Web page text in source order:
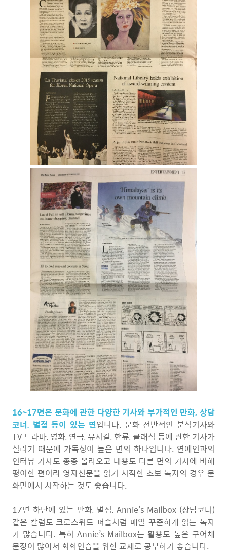
16~17면은 문화에 관한 다양한 기사와 부가적인 만화, 상담
코너, 별점 등이 있는 면입니다. 문화 전반적인 분석기사와
TV 드라마, 영화, 연극, 뮤지컬, 한류, 클래식 등에 관한 기사가
실리기 때문에 가독성이 높은 면의 하나입니다. 연예인과의
인터뷰 기사도 종종 올라오고 내용도 다른 면의 기사에 비해
평이한 편이라 영자신문을 읽기 시작한 초보 독자의 경우 문
화면에서 시작하는 것도 좋습니다.
17면 하단에 있는 만화, 별점, Annie’s Mailbox (상담코너)
같은 칼럼도 크로스워드 퍼즐처럼 매일 꾸준하게 읽는 독자
가 많습니다. 특히 Annie’s Mailbox는 활용도 높은 구어체
문장이 많아서 회화연습을 위한 교재로 공부하기 좋습니다.